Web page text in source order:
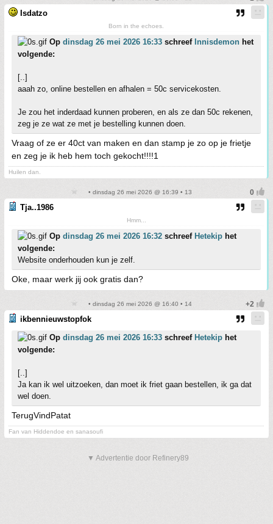
Isdatzo
Born in the echoes.
Op dinsdag 26 mei 2026 16:33 schreef Innisdemon het
volgende:
[..]
aaah zo, online bestellen en afhalen = 50c servicekosten.
Je zou het inderdaad kunnen proberen, en als ze dan 50c rekenen,
zeg je ze wat ze met je bestelling kunnen doen.
Vraag of ze er 40ct van maken en dan stamp je zo op je frietje
en zeg je ik heb hem toch gekocht!!!!1
Huilen dan.
• dinsdag 26 mei 2026 @ 16:39 • 13
Tja..1986
Hmm...
Op dinsdag 26 mei 2026 16:32 schreef Hetekip het
volgende:
Website onderhouden kun je zelf.
Oke, maar werk jij ook gratis dan?
• dinsdag 26 mei 2026 @ 16:40 • 14
ikbennieuwstopfok
Op dinsdag 26 mei 2026 16:33 schreef Hetekip het
volgende:
[..]
Ja kan ik wel uitzoeken, dan moet ik friet gaan bestellen, ik ga dat
wel doen.
TerugVindPatat
Fan van Hiddendoe en sanasoufi
▼ Advertentie door Refinery89